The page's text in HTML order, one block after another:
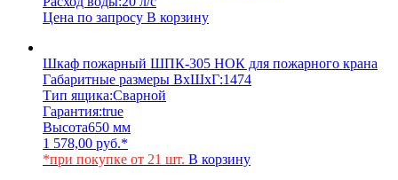
Цена по запросу В корзину
Шкаф пожарный ШПК-305 НОК для пожарного крана
Габаритные размеры ВхШхГ:1474
Тип ящика:Сварной
Гарантия:true
Высота650 мм
1 578,00 руб.*
*при покупке от 21 шт. В корзину